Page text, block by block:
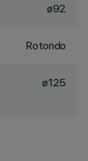
ø92
Rotondo
ø125